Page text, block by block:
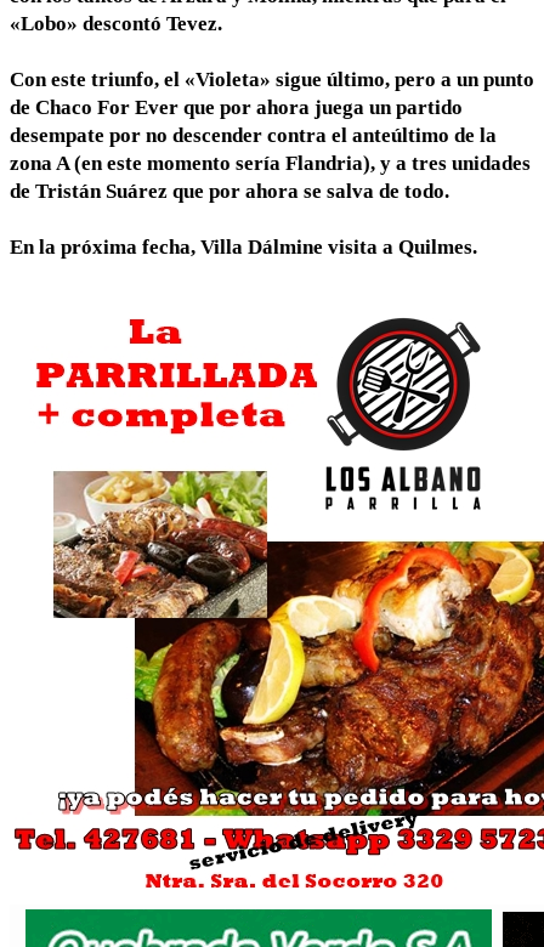
«Lobo» descontó Tevez.
Con este triunfo, el «Violeta» sigue último, pero a un punto
de Chaco For Ever que por ahora juega un partido
desempate por no descender contra el anteúltimo de la
zona A (en este momento sería Flandria), y a tres unidades
de Tristán Suárez que por ahora se salva de todo.
En la próxima fecha, Villa Dálmine visita a Quilmes.